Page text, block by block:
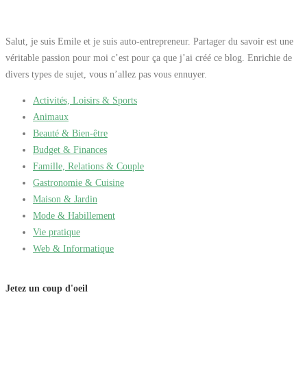
Salut, je suis Emile et je suis auto-entrepreneur. Partager du savoir est une
véritable passion pour moi c’est pour ça que j’ai créé ce blog. Enrichie de
divers types de sujet, vous n’allez pas vous ennuyer.
Activités, Loisirs & Sports
Animaux
Beauté & Bien-être
Budget & Finances
Famille, Relations & Couple
Gastronomie & Cuisine
Maison & Jardin
Mode & Habillement
Vie pratique
Web & Informatique
Jetez un coup d'oeil